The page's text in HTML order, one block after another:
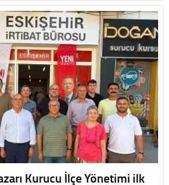
Kurucu İlçe Yönetimi ilk